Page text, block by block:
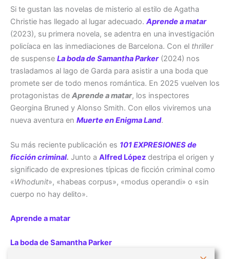
Si te gustan las novelas de misterio al estilo de Agatha
Christie has llegado al lugar adecuado. Aprende a matar
(2023), su primera novela, se adentra en una investigación
policíaca en las inmediaciones de Barcelona. Con el thriller
de suspense La boda de Samantha Parker(2024) nos
trasladamos al lago de Garda para asistir a una boda que
promete ser de todo menos romántica. En 2025 vuelven los
protagonistas de Aprende a matar, los inspectores
Georgina Bruned y Alonso Smith. Con ellos viviremos una
nueva aventura en Muerte en Enigma Land.
Su más reciente publicación es 101 EXPRESIONES de
ficción criminal. Junto a Alfred López destripa el origen y
significado de expresiones típicas de ficción criminal como
«Whodunit», «habeas corpus», «modus operandi» o «sin
cuerpo no hay delito».
Aprende a matar
La boda de Samantha Parker